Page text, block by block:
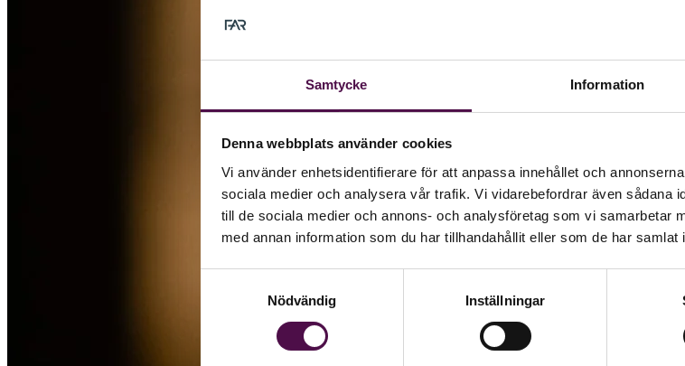
Samtycke Information
Denna webbplats använder cookies
Vi använder enhetsidentifierare för att anpassa innehållet och
sociala medier och analysera vår trafik. Vi vidarebefordrar även sådana
till de sociala medier och annons- och analysföretag som vi samarbetar
med annan information som du har tillhandahållit eller som de har
Nödvändig
Inställningar